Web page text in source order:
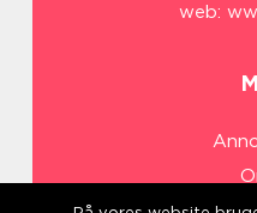
web: